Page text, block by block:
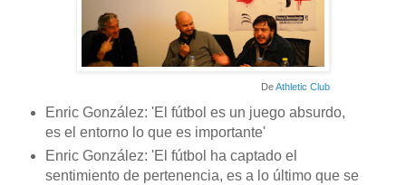
DeAthletic Club
Enric González: 'El fútbol es un juego absurdo,
es el entorno lo que es importante'
Enric González: 'El fútbol ha captado el
sentimiento de pertenencia, es a lo último que se